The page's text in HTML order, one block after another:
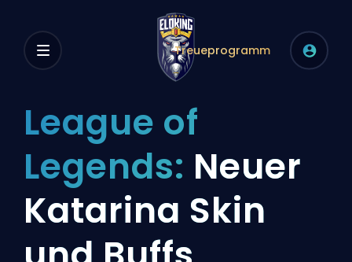
Treueprogramm
League of
Legends: Neuer
Katarina Skin